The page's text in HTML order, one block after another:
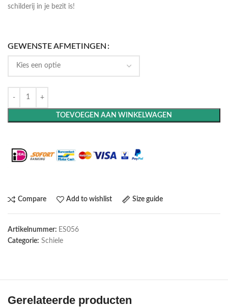
schilderij in je bezit is!
GEWENSTE AFMETINGEN
TOEVOEGEN AAN WINKELWAGEN
Compare Add to wishlist Size guide
Artikelnummer: ES056
Categorie: Schiele
Gerelateerde producten